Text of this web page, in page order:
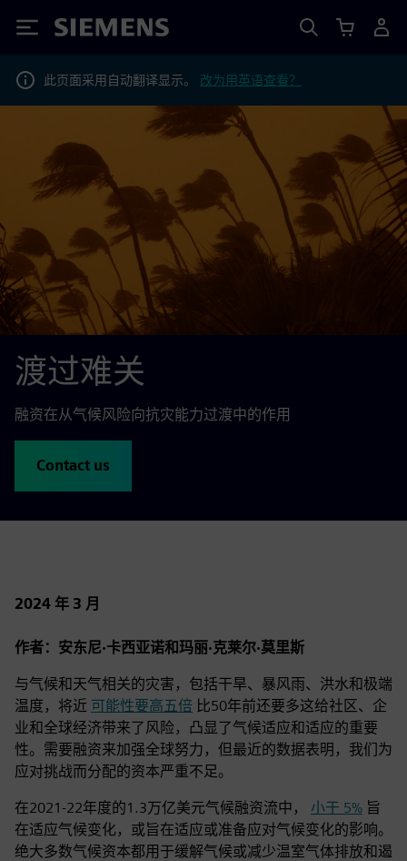
Siemens
此页面采用自动翻译显示。 改为用英语查看？
渡过难关
融资在从气候风险向抗灾能力过渡中的作用
Contact us
2024 年 3 月
作者：安东尼·卡西亚诺和玛丽·克莱尔·莫里斯
与气候和天气相关的灾害，包括干旱、暴风雨、洪水和极端
温度，将近 可能性要高五倍 比50年前还要多这给社区、企
业和全球经济带来了风险，凸显了气候适应和适应的重要
性。需要融资来加强全球努力，但最近的数据表明，我们为
应对挑战而分配的资本严重不足。
在2021-22年度的1.3万亿美元气候融资流中， 小于 5% 旨
在适应气候变化，或旨在适应或准备应对气候变化的影响。
绝大多数气候资本都用于缓解气候或减少温室气体排放和遏